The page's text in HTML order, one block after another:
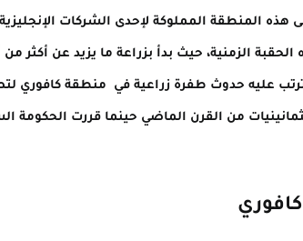
هذه المنطقة المملوكة لإحدى الشركات
الحقبة الزمنية، حيث بدأ بزراعة ما يزيد عن
ترتب عليه حدوث طفرة زراعية في منطقة كافوري
من القرن الماضي حينما قررت